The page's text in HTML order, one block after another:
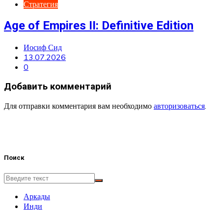
Стратегия
Age of Empires II: Definitive Edition
Иосиф Сид
13.07.2026
0
Добавить комментарий
Для отправки комментария вам необходимо авторизоваться.
Поиск
Аркады
Инди